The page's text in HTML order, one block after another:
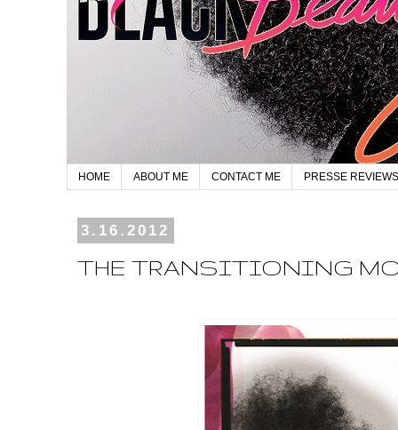
HOME ABOUT ME CONTACT ME PRESSE REVIEWS
3.16.2012
THE TRANSITIONING